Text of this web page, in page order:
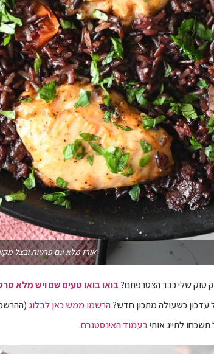
אורז מלא עם פרגיות ובצל
טוק שלי כבר הצטרפתם?בואו בואו טעים שם ויש מלא
עדכון כשעולה מתכון חדש?הרשמו ממש כאן לבלוג
לתייג אותיבעמוד האינסטגרם.